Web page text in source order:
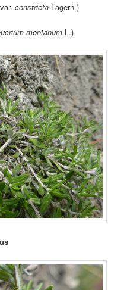
constrictaLagerh.)
montanumL.)